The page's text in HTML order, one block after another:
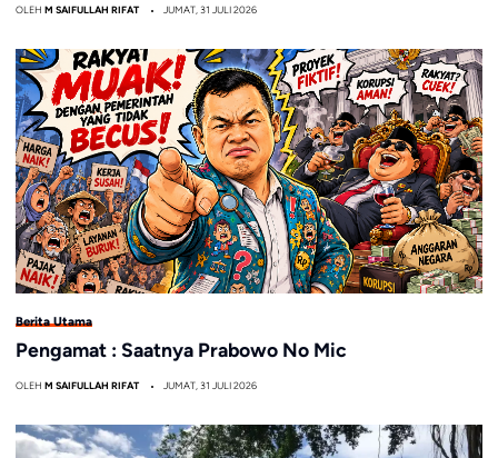
OLEH M SAIFULLAH RIFAT JUMAT, 31 JULI 2026
Berita Utama
Pengamat : Saatnya Prabowo No Mic
OLEH M SAIFULLAH RIFAT JUMAT, 31 JULI 2026